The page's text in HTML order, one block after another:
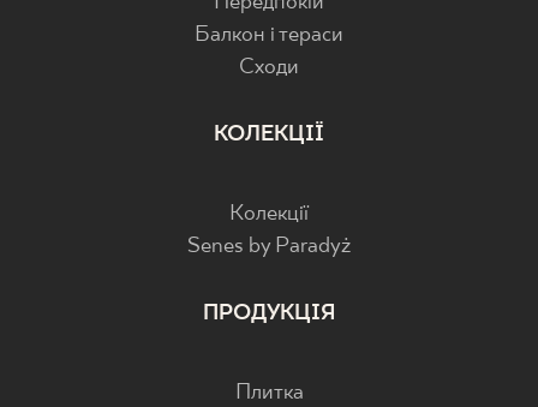
Балкон і тераси
Cходи
КОЛЕКЦІЇ
Колекції
Senes by Paradyż
ПРОДУКЦІЯ
Плитка